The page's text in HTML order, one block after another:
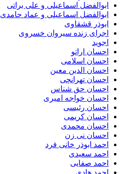
ابوالفضل اسماعیلی و علی براتی
ابوالفضل اسماعیلی و عماد حامدی
ابوذر قشقاوی
اجرای زنده سیروان خسروی
اجوید
احسان اراتو
احسان اسلامی
احسان الدین معین
احسان تهرانچی
احسان حق شناس
احسان خواجه امیری
احسان رئیسی
احسان کریمی
احسان محمدی
احسان نی زن
احمد ابوذر خانی فرد
احمد سعیدی
احمد صفایی